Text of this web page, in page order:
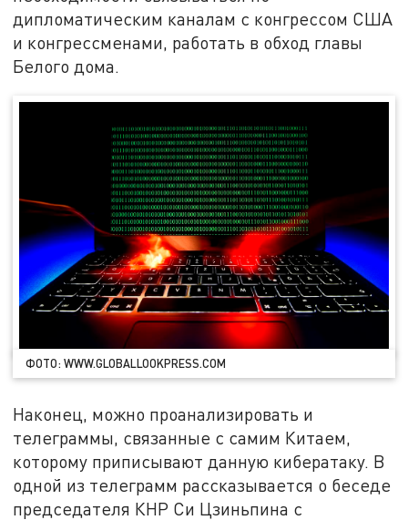
дипломатическим каналам с конгрессом США
и конгрессменами, работать в обход главы
Белого дома.
ФОТО: WWW.GLOBALLOOKPRESS.COM
Наконец, можно проанализировать и
телеграммы, связанные с самим Китаем,
которому приписывают данную кибератаку. В
одной из телеграмм рассказывается о беседе
председателя КНР Си Цзиньпина с